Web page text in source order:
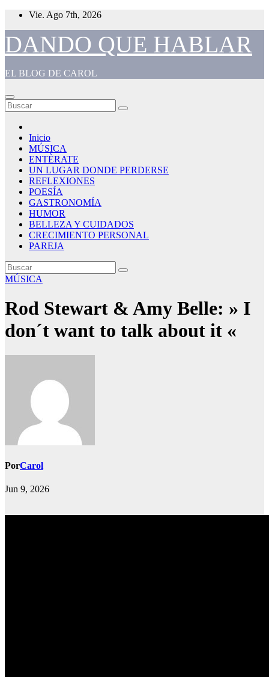
Saltar
contenido
Vie. Ago 7th, 2026
DANDO QUE HABLAR
EL BLOG DE CAROL
Inicio
MÚSICA
ENTÈRATE
UN LUGAR DONDE PERDERSE
REFLEXIONES
POESÍA
GASTRONOMÍA
HUMOR
BELLEZA Y CUIDADOS
CRECIMIENTO PERSONAL
PAREJA
MÚSICA
Rod Stewart & Amy Belle: » I
don´t want to talk about it «
PorCarol
Jun 9, 2026